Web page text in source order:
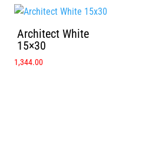
Architect White
15×30
1,344.00